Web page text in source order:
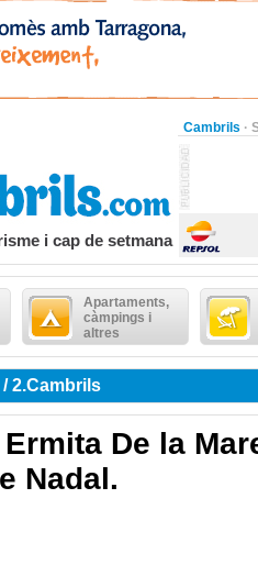
Cambrils ·
i cap de setmana
Apartaments,
càmpings i
altres
2.Cambrils
De la
Nadal.